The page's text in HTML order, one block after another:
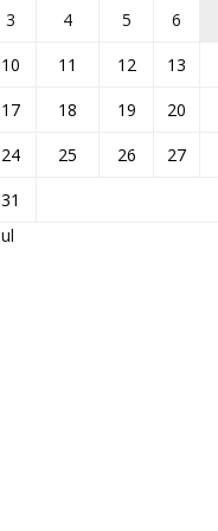
3 4 5 6
10
11 12 13
17
18 19 20
24
25 26 27
31